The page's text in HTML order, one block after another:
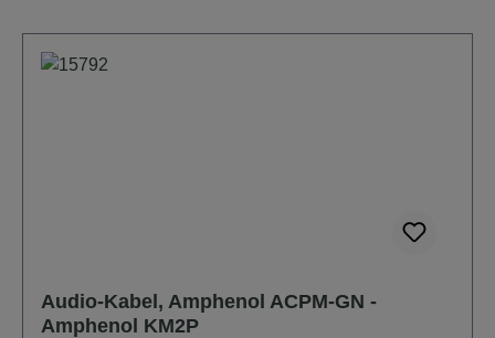
Audio-Kabel, Amphenol ACPM-GN -
Amphenol KM2P